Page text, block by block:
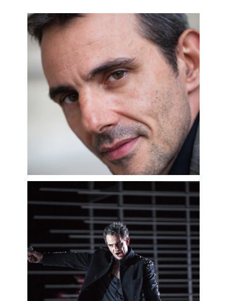
Jacquerie,UthaletFaustavec le
Palazzetto Bru-Zane.
Sa carrière l’a conduit à collaborer
avec des chefs tels que Alain Altinoglu,
Sylvain Cambreling, Jean-Claude
Casadesus, William Christie, Myung-
Whun Chung, Charles Dutoit, Louis
Langrée, Marc Minkowski, Ludovic
Morlot, John Nelson, Hervé Niquet,
Antonio Pappano, Jérémie Rhorer,
François-Xavier Roth, Christophe
Rousset, Esa-Pekka Salonen… et des
metteurs en scène comme Luc Bondy,
Stéphane Braunschweig, Robert
Carsen, Jérôme Deschamps, Laurent
Pelly, Denis Podalydès, Olivier Py, Eric
Ruf, Krzysztof Warlikowski, Bob
Wilson, Francesca Zambello…
Récemment, on a pu l’entendre dans
22/05/2027 - 09/06/2027
En savoir plus